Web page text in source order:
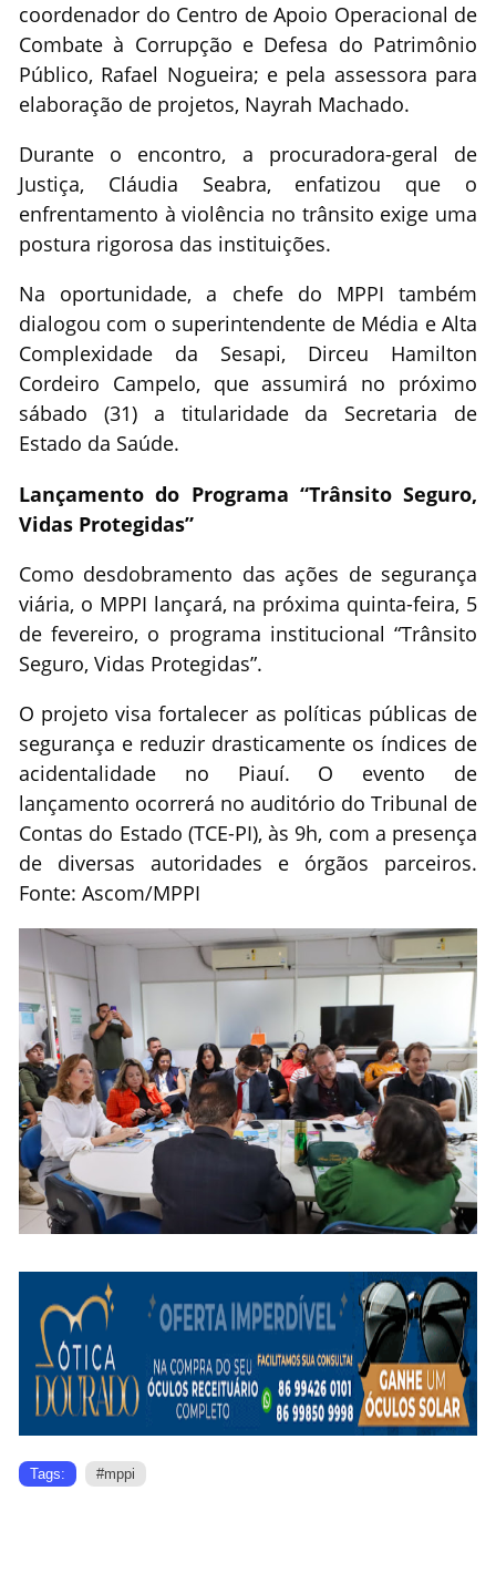
coordenador do Centro de Apoio Operacional de
Combate à Corrupção e Defesa do Patrimônio
Público, Rafael Nogueira; e pela assessora para
elaboração de projetos, Nayrah Machado.
Durante o encontro, a procuradora-geral de
Justiça, Cláudia Seabra, enfatizou que o
enfrentamento à violência no trânsito exige uma
postura rigorosa das instituições.
Na oportunidade, a chefe do MPPI também
dialogou com o superintendente de Média e Alta
Complexidade da Sesapi, Dirceu Hamilton
Cordeiro Campelo, que assumirá no próximo
sábado (31) a titularidade da Secretaria de
Estado da Saúde.
Lançamento do Programa “Trânsito Seguro,
Vidas Protegidas”
Como desdobramento das ações de segurança
viária, o MPPI lançará, na próxima quinta-feira, 5
de fevereiro, o programa institucional “Trânsito
Seguro, Vidas Protegidas”.
O projeto visa fortalecer as políticas públicas de
segurança e reduzir drasticamente os índices de
acidentalidade no Piauí. O evento de
lançamento ocorrerá no auditório do Tribunal de
Contas do Estado (TCE-PI), às 9h, com a presença
de diversas autoridades e órgãos parceiros.
Fonte: Ascom/MPPI
Tags: #mppi